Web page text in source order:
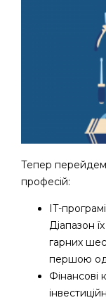
Тепер
професій:
IT-
Діапазон
гарних
першою
Фінансові